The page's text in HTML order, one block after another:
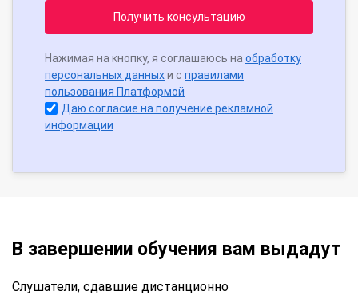
Получить консультацию
Нажимая на кнопку, я соглашаюсь на обработку
персональных данныхи с правилами
пользования Платформой
Даю согласие на получение рекламной
информации
В завершении обучения вам выдадут
Слушатели, сдавшие дистанционно